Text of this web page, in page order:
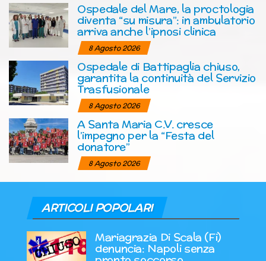
Ospedale del Mare, la proctologia
diventa “su misura”: in ambulatorio
arriva anche l’ipnosi clinica
8 Agosto 2026
Ospedale di Battipaglia chiuso,
garantita la continuità del Servizio
Trasfusionale
8 Agosto 2026
A Santa Maria C.V. cresce
l’impegno per la “Festa del
donatore”
8 Agosto 2026
ARTICOLI POPOLARI
Mariagrazia Di Scala (Fi)
denuncia: Napoli senza